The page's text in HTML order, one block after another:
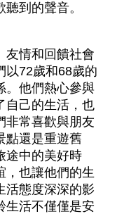
到的聲音。
友情和回饋社會
以72歲和68歲的
。他們熱心參與
自己的生活，也
非常喜歡與朋友
點還是重遊舊
途中的美好時
，也讓他們的生
活態度深深的影
生活不僅僅是安